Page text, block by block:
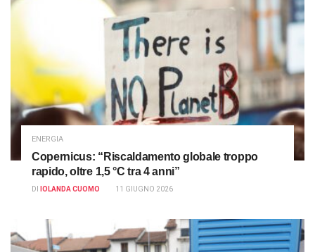
ENERGIA
Copernicus: “Riscaldamento globale troppo
rapido, oltre 1,5 °C tra 4 anni”
DI IOLANDA CUOMO 11 GIUGNO 2026